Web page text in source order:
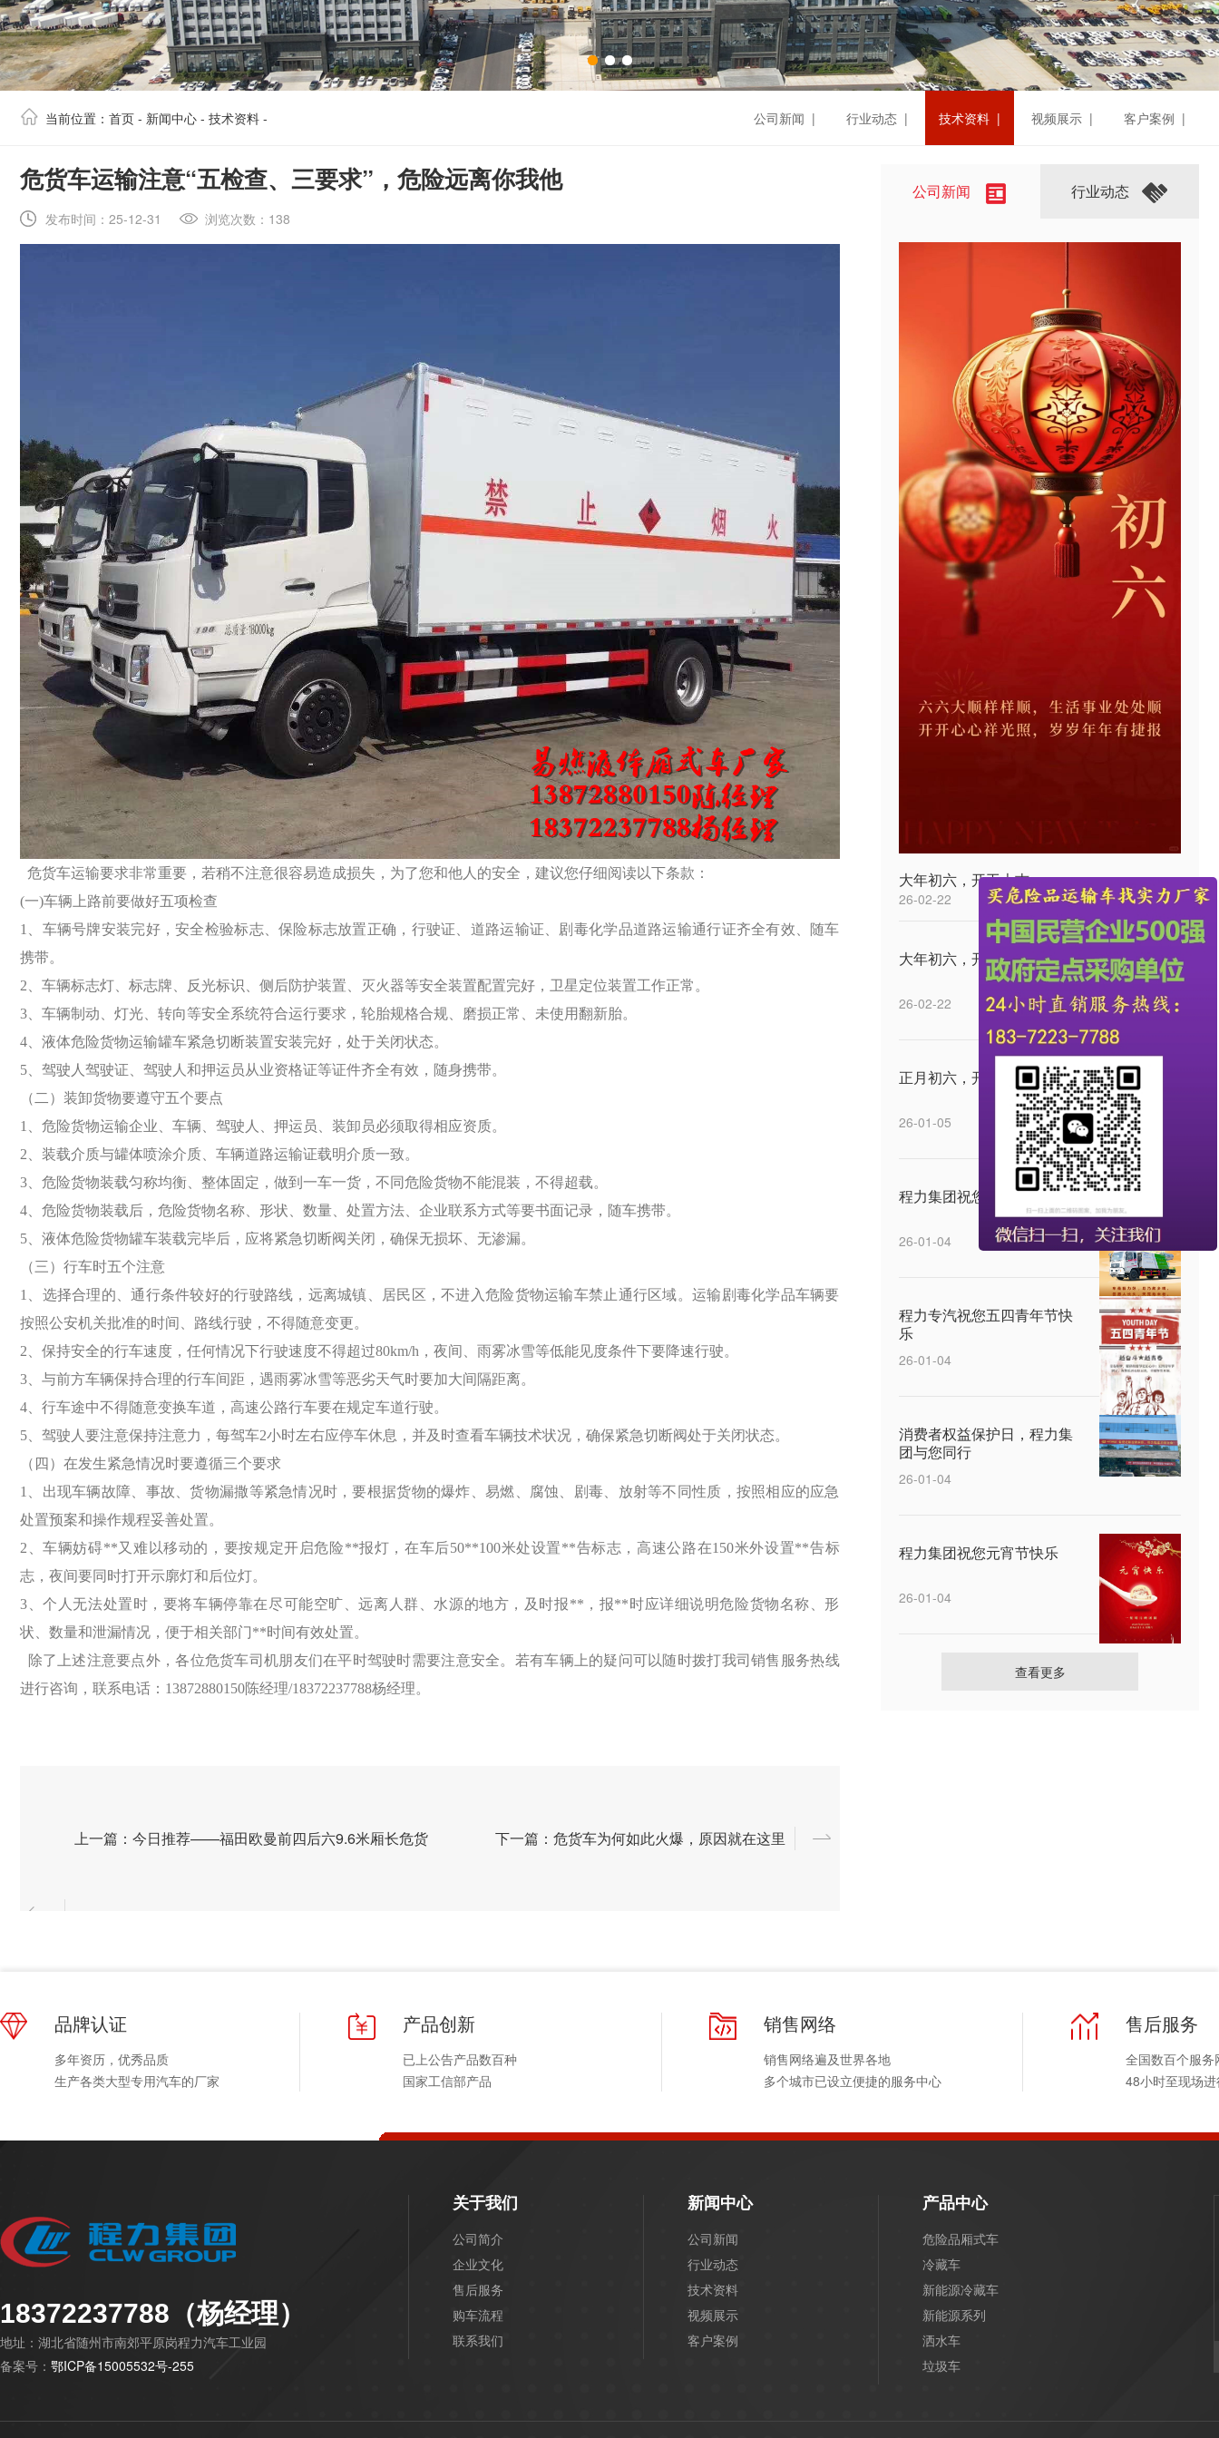
当前位置： 首页 - 新闻中心 - 技术资料 - 公司新闻 | 行业动态 | 技术资料 | 视频展示 | 客户案例 |
​危货车运输注意“五检查、三要求”，危险远离你我他
发布时间：25-12-31 浏览次数：138
危货车运输要求非常重要，若稍不注意很容易造成损失，为了您和他人的安全，建议您仔细阅读以下条款：
(一)车辆上路前要做好五项检查
1、车辆号牌安装完好，安全检验标志、保险标志放置正确，行驶证、道路运输证、剧毒化学品道路运输通行证齐全有效、随车
携带。
2、车辆标志灯、标志牌、反光标识、侧后防护装置、灭火器等安全装置配置完好，卫星定位装置工作正常。
3、车辆制动、灯光、转向等安全系统符合运行要求，轮胎规格合规、磨损正常、未使用翻新胎。
4、液体危险货物运输罐车紧急切断装置安装完好，处于关闭状态。
5、驾驶人驾驶证、驾驶人和押运员从业资格证等证件齐全有效，随身携带。
（二）装卸货物要遵守五个要点
1、危险货物运输企业、车辆、驾驶人、押运员、装卸员必须取得相应资质。
2、装载介质与罐体喷涂介质、车辆道路运输证载明介质一致。
3、危险货物装载匀称均衡、整体固定，做到一车一货，不同危险货物不能混装，不得超载。
4、危险货物装载后，危险货物名称、形状、数量、处置方法、企业联系方式等要书面记录，随车携带。
5、液体危险货物罐车装载完毕后，应将紧急切断阀关闭，确保无损坏、无渗漏。
（三）行车时五个注意
1、选择合理的、通行条件较好的行驶路线，远离城镇、居民区，不进入危险货物运输车禁止通行区域。运输剧毒化学品车辆要
按照公安机关批准的时间、路线行驶，不得随意变更。
2、保持安全的行车速度，任何情况下行驶速度不得超过80km/h，夜间、雨雾冰雪等低能见度条件下要降速行驶。
3、与前方车辆保持合理的行车间距，遇雨雾冰雪等恶劣天气时要加大间隔距离。
4、行车途中不得随意变换车道，高速公路行车要在规定车道行驶。
5、驾驶人要注意保持注意力，每驾车2小时左右应停车休息，并及时查看车辆技术状况，确保紧急切断阀处于关闭状态。
（四）在发生紧急情况时要遵循三个要求
1、出现车辆故障、事故、货物漏撒等紧急情况时，要根据货物的爆炸、易燃、腐蚀、剧毒、放射等不同性质，按照相应的应急
处置预案和操作规程妥善处置。
2、车辆妨碍**又难以移动的，要按规定开启危险**报灯，在车后50**100米处设置**告标志，高速公路在150米外设置**告标
志，夜间要同时打开示廓灯和后位灯。
3、个人无法处置时，要将车辆停靠在尽可能空旷、远离人群、水源的地方，及时报**，报**时应详细说明危险货物名称、形
状、数量和泄漏情况，便于相关部门**时间有效处置。
除了上述注意要点外，各位危货车司机朋友们在平时驾驶时需要注意安全。若有车辆上的疑问可以随时拨打我司销售服务热线
进行咨询，联系电话：13872880150陈经理/18372237788杨经理。
上一篇：今日推荐——福田欧曼前四后六9.6米厢长危货 下一篇：危货车为何如此火爆，原因就在这里
公司新闻 行业动态
大年初六，开工大吉
26-02-22
大年初六，开工大吉
26-02-22
正月初六，开工大吉
26-01-05
程力集团祝您中秋快乐
26-01-04
程力专汽祝您五四青年节快
乐
26-01-04
消费者权益保护日，程力集
团与您同行
26-01-04
程力集团祝您元宵节快乐
26-01-04
查看更多
品牌认证
多年资历，优秀品质
生产各类大型专用汽车的厂家
产品创新
已上公告产品数百种
国家工信部产品
销售网络
销售网络遍及世界各地
多个城市已设立便捷的服务中心
售后服务
全国数百个服务
48小时至现场
18372237788（杨经理）
地址：湖北省随州市南郊平原岗程力汽车工业园
备案号： 鄂ICP备15005532号-255
关于我们
公司简介
企业文化
售后服务
购车流程
联系我们
新闻中心
公司新闻
行业动态
技术资料
视频展示
客户案例
产品中心
危险品厢式车
冷藏车
新能源冷藏车
新能源系列
洒水车
垃圾车